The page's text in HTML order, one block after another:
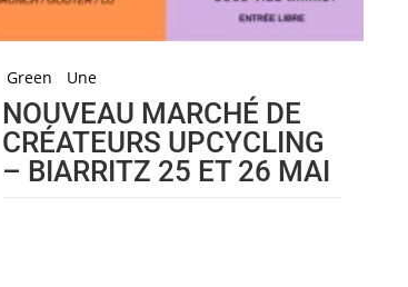
Green Une
NOUVEAU MARCHÉ DE
CRÉATEURS UPCYCLING
– BIARRITZ 25 ET 26 MAI